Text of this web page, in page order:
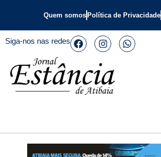
Quem somos Política de Privacidade
Siga-nos nas redes